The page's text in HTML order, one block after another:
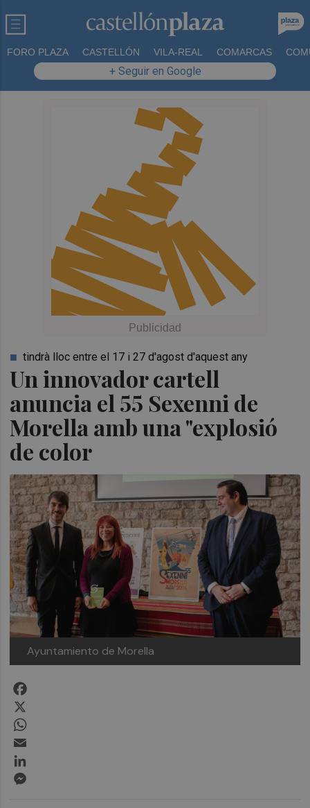
FORO PLAZA CASTELLÓN VILA-REAL COMARCAS
+ Seguir en Google
Un innovador cartell
anuncia el 55 Sexenni de
Morella amb una "explosió
de color
tindrà lloc entre el 17 i 27 d'agost d'aquest any
Ayuntamiento de Morella